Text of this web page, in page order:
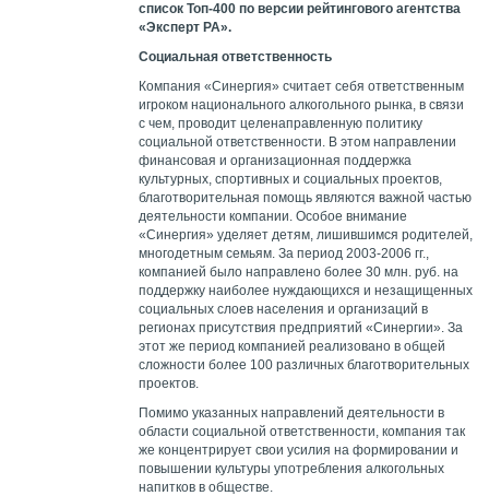
список Топ-400 по версии рейтингового агентства
«Эксперт РА».
Социальная ответственность
Компания «Синергия» считает себя ответственным
игроком национального алкогольного рынка, в связи
с чем, проводит целенаправленную политику
социальной ответственности. В этом направлении
финансовая и организационная поддержка
культурных, спортивных и социальных проектов,
благотворительная помощь являются важной частью
деятельности компании. Особое внимание
«Синергия» уделяет детям, лишившимся родителей,
многодетным семьям. За период 2003-2006 гг.,
компанией было направлено более 30 млн. руб. на
поддержку наиболее нуждающихся и незащищенных
социальных слоев населения и организаций в
регионах присутствия предприятий «Синергии». За
этот же период компанией реализовано в общей
сложности более 100 различных благотворительных
проектов.
Помимо указанных направлений деятельности в
области социальной ответственности, компания так
же концентрирует свои усилия на формировании и
повышении культуры употребления алкогольных
напитков в обществе.